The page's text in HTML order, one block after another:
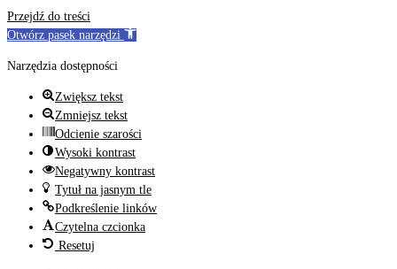
Przejdź do treści
Otwórz pasek narzędzi
Narzędzia dostępności
Zwiększ tekst
Zmniejsz tekst
Odcienie szarości
Wysoki kontrast
Negatywny kontrast
Tytuł na jasnym tle
Podkreślenie linków
Czytelna czcionka
Resetuj